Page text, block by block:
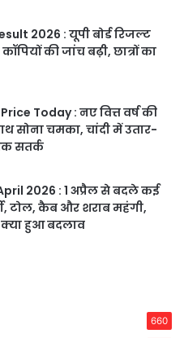
2026 : यूपी बोर्ड रिजल्ट
की जांच बढ़ी, छात्रों का
Today : नए वित्त वर्ष की
सोना चमका, चांदी में उतार-
सतर्क
2026 : 1 अप्रैल से बदले कई
टोल, कैब और शराब महंगी,
हुआ बदलाव
660